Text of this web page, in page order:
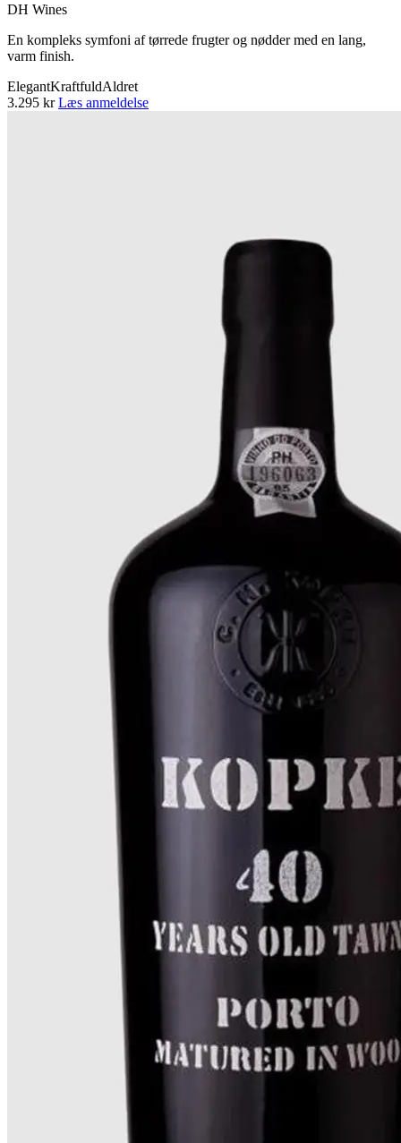
DH Wines
En kompleks symfoni af tørrede frugter og nødder med en lang,
varm finish.
ElegantKraftfuldAldret
3.295 kr Læs anmeldelse